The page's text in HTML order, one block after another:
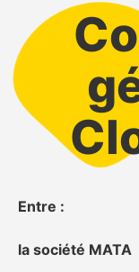
Entre :
la société MATA